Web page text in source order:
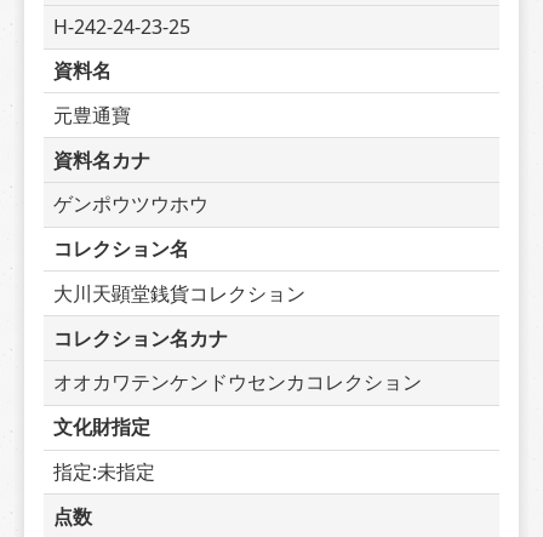
H-242-24-23-25
資料名
元豊通寶
資料名カナ
ゲンポウツウホウ
コレクション名
大川天顕堂銭貨コレクション
コレクション名カナ
オオカワテンケンドウセンカコレクション
文化財指定
指定:未指定
点数